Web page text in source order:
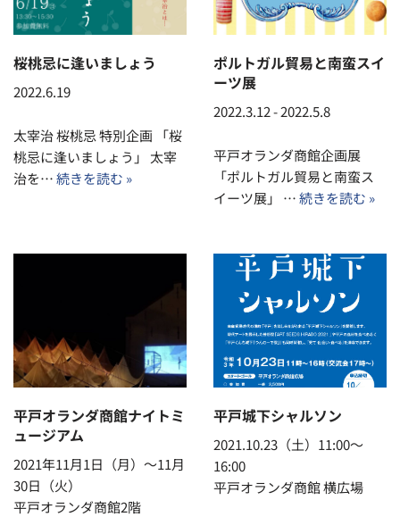
桜桃忌に逢いましょう
2022.6.19
太宰治 桜桃忌 特別企画 「桜
桃忌に逢いましょう」 太宰
治を…続きを読む »
ポルトガル貿易と南蛮スイ
ーツ展
2022.3.12 - 2022.5.8
平戸オランダ商館企画展
「ポルトガル貿易と南蛮ス
イーツ展」 …続きを読む »
平戸オランダ商館ナイトミ
ュージアム
2021年11月1日（月）～11月
30日（火）
平戸オランダ商館2階
平戸城下シャルソン
2021.10.23（土）11:00～
16:00
平戸オランダ商館 横広場